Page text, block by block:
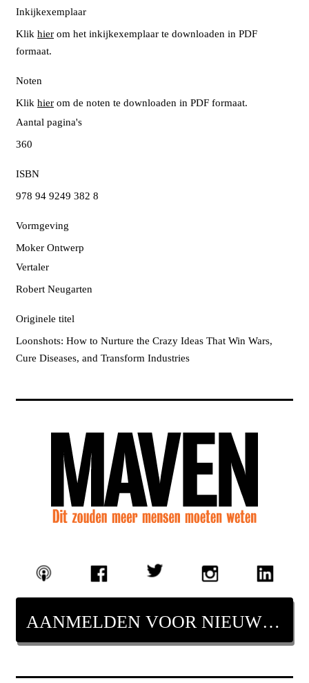
Inkijkexemplaar
Klik hier om het inkijkexemplaar te downloaden in PDF
formaat.
Noten
Klik hier om de noten te downloaden in PDF formaat.
Aantal pagina's
360
ISBN
978 94 9249 382 8
Vormgeving
Moker Ontwerp
Vertaler
Robert Neugarten
Originele titel
Loonshots: How to Nurture the Crazy Ideas That Win Wars,
Cure Diseases, and Transform Industries
AANMELDEN VOOR NIEUWSBRIEF